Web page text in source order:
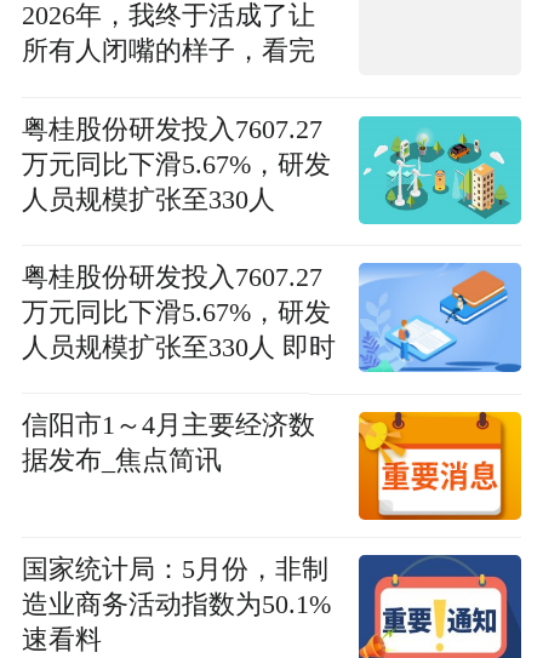
2026年，我终于活成了让
所有人闭嘴的样子，看完
粤桂股份研发投入7607.27
万元同比下滑5.67%，研发
人员规模扩张至330人
粤桂股份研发投入7607.27
万元同比下滑5.67%，研发
人员规模扩张至330人 即时
信阳市1～4月主要经济数
据发布_焦点简讯
国家统计局：5月份，非制
造业商务活动指数为50.1%
速看料